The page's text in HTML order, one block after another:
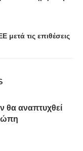
τις επιθέσεις
θα αναπτυχθεί